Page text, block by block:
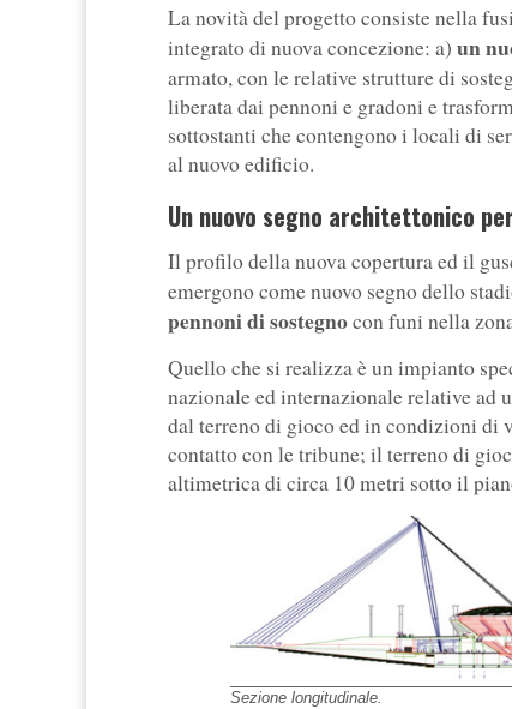
La novità del progetto consiste nella
integrato di nuova concezione: a) un
armato, con le relative strutture di
liberata dai pennoni e gradoni e
sottostanti che contengono i locali di
al nuovo edificio.
Un nuovo segno architettonico
Il profilo della nuova copertura ed il
emergono come nuovo segno dello
pennoni di sostegnocon funi nella
Quello che si realizza è un impianto
nazionale ed internazionale relative ad
dal terreno di gioco ed in condizioni di
contatto con le tribune; il terreno di
altimetrica di circa 10 metri sotto il
Sezione longitudinale.